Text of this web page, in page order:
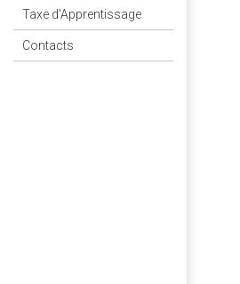
Taxe d'Apprentissage
Contacts